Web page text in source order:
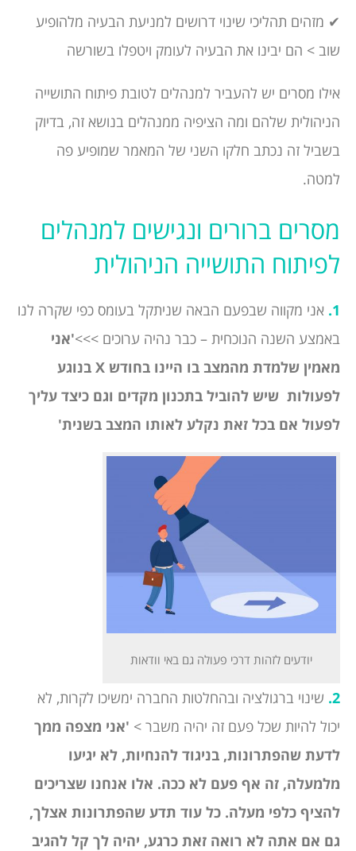
✔ מזהים תהליכי שינוי דרושים למניעת הבעיה מלהופיע
שוב > הם יבינו את הבעיה לעומק ויטפלו בשורשה
אילו מסרים יש להעביר למנהלים לטובת פיתוח התושייה
הניהולית שלהם ומה הציפיה ממנהלים בנושא זה, בדיוק
בשביל זה נכתב חלקו השני של המאמר שמופיע פה
למטה.
מסרים ברורים ונגישים למנהלים
לפיתוח התושייה הניהולית
1. אני מקווה שבפעם הבאה שניתקל בעומס כפי שקרה לנו
באמצע השנה הנוכחית – כבר נהיה ערוכים >>>'אני
מאמין שלמדת מהמצב בו היינו בחודש X בנוגע
לפעולות שיש להוביל בתכנון מקדים וגם כיצד עליך
לפעול אם בכל זאת נקלע לאותו המצב בשנית'
יודעים לזהות דרכי פעולה גם באי וודאות
2. שינוי ברגולציה ובהחלטות החברה ימשיכו לקרות, לא
יכול להיות שכל פעם זה יהיה משבר > 'אני מצפה ממך
לדעת שהפתרונות, בניגוד להנחיות, לא יגיעו
מלמעלה, זה אף פעם לא ככה. אלו אנחנו שצריכים
להציף כלפי מעלה. כל עוד תדע שהפתרונות אצלך,
גם אם אתה לא רואה זאת כרגע, יהיה לך קל להגיב